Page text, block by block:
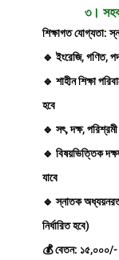
৩।
শিক্ষাগত যোগ্যতা:
🔹 ইংরেজি, গণিত,
🔹 শাহীন শিক্ষা
হবে
🔹 সৎ, দক্ষ,
🔹 বিষয়ভিত্তিক
যাবে
🔹 স্নাতক
নির্ধারিত হবে)
💰 বেতন: ১৫,০০০/-